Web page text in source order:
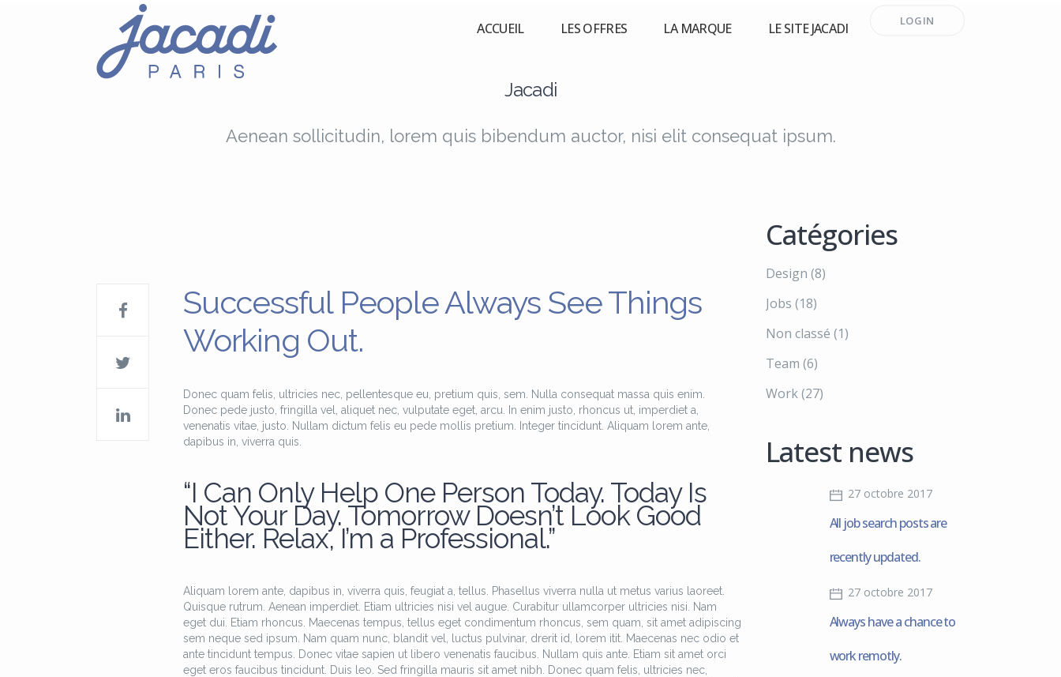
ACCUEIL LES OFFRES LA MARQUE LE SITE JACADI LOGIN
Jacadi
Aenean sollicitudin, lorem quis bibendum auctor, nisi elit consequat ipsum.
Successful People Always See Things
Working Out.
Donec quam felis, ultricies nec, pellentesque eu, pretium quis, sem. Nulla consequat massa quis enim.
Donec pede justo, fringilla vel, aliquet nec, vulputate eget, arcu. In enim justo, rhoncus ut, imperdiet a,
venenatis vitae, justo. Nullam dictum felis eu pede mollis pretium. Integer tincidunt. Aliquam lorem ante,
dapibus in, viverra quis.
“I Can Only Help One Person Today. Today Is
Not Your Day. Tomorrow Doesn’t Look Good
Either. Relax, I’m a Professional.”
Aliquam lorem ante, dapibus in, viverra quis, feugiat a, tellus. Phasellus viverra nulla ut metus varius laoreet.
Quisque rutrum. Aenean imperdiet. Etiam ultricies nisi vel augue. Curabitur ullamcorper ultricies nisi. Nam
eget dui. Etiam rhoncus. Maecenas tempus, tellus eget condimentum rhoncus, sem quam, sit amet adipiscing
sem neque sed ipsum. Nam quam nunc, blandit vel, luctus pulvinar, drerit id, lorem itit. Maecenas nec odio et
ante tincidunt tempus. Donec vitae sapien ut libero venenatis faucibus. Nullam quis ante. Etiam sit amet orci
eget eros faucibus tincidunt. Duis leo. Sed fringilla mauris sit amet nibh. Donec quam felis, ultricies nec,
Catégories
Design (8)
Jobs (18)
Non classé (1)
Team (6)
Work(27)
Latest news
27 octobre 2017
All job search posts are
recently updated.
27 octobre 2017
Always have a chance to
work remotly.